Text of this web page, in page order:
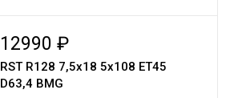
12990 ₽
RST R128 7,5x18 5x108 ET45
D63,4 BMG